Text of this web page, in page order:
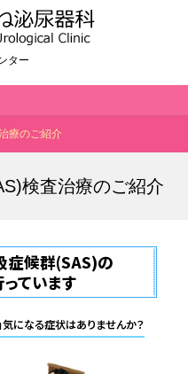
ター
療のご紹介
検査治療のご紹介
症候群(SAS)の
ています
」気になる症状はありませんか？